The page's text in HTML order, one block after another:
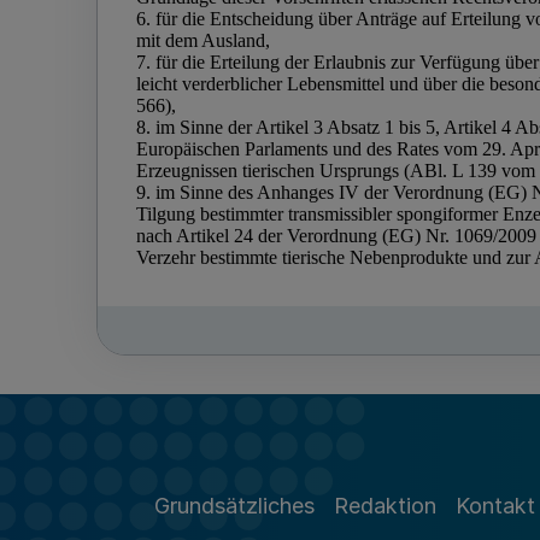
Grundsätzliches Redaktion Kontakt